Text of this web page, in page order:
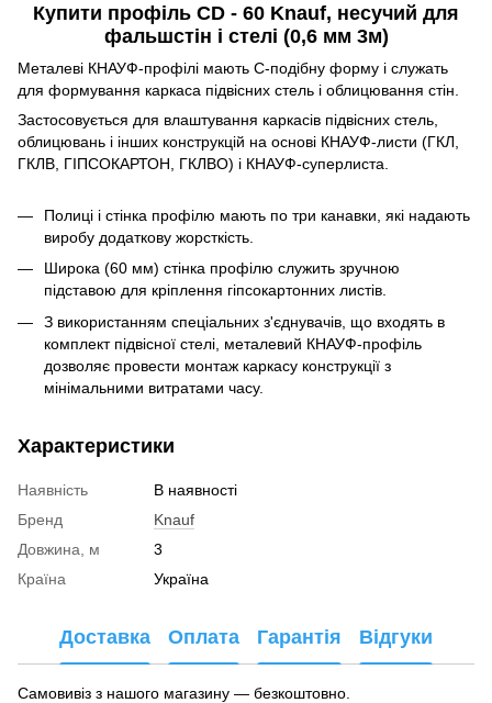
Купити профіль CD - 60 Knauf, несучий для
фальшстін і стелі (0,6 мм 3м)
Металеві КНАУФ-профілі мають С-подібну форму і служать
для формування каркаса підвісних стель і облицювання стін.
Застосовується для влаштування каркасів підвісних стель,
облицювань і інших конструкцій на основі КНАУФ-листи (ГКЛ,
ГКЛВ, ГІПСОКАРТОН, ГКЛВО) і КНАУФ-суперлиста.
Полиці і стінка профілю мають по три канавки, які надають
виробу додаткову жорсткість.
Широка (60 мм) стінка профілю служить зручною
підставою для кріплення гіпсокартонних листів.
З використанням спеціальних з'єднувачів, що входять в
комплект підвісної стелі, металевий КНАУФ-профіль
дозволяє провести монтаж каркасу конструкції з
мінімальними витратами часу.
Характеристики
Наявність
В наявності
Бренд
Knauf
Довжина, м
3
Країна
Україна
Доставка Оплата Гарантія Відгуки
Самовивіз з нашого магазину — безкоштовно.